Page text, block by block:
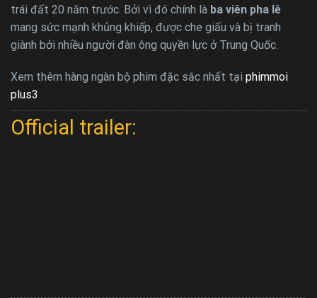
trái đất 20 năm trước. Bởi vì đó chính là ba viên pha lê
mang sức mạnh khủng khiếp, được che giấu và bị tranh
giành bởi nhiều người đàn ông quyền lực ở Trung Quốc.
Xem thêm hàng ngàn bộ phim đặc sắc nhất tại phimmoi
plus3
Official trailer: